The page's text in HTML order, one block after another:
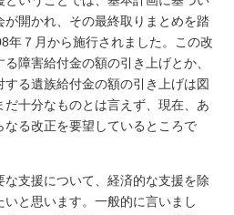
が開かれ、その最終取りまとめを踏
年７月から施行されました。この改
障害給付金の額の引き上げとか、
る遺族給付金の額の引き上げは図
だ十分なものとは言えず、現在、あ
る改正を要望しているところで
支援について、経済的な支援を除
と思います。一般的に言いまし